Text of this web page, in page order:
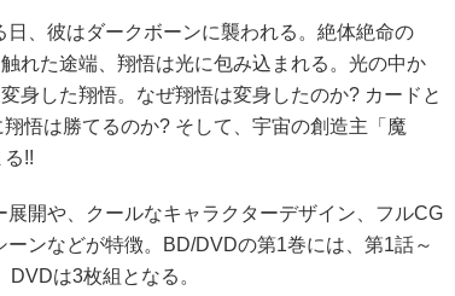
、彼はダークボーンに襲われる。絶体絶命の
れた途端、翔悟は光に包み込まれる。光の中か
身した翔悟。なぜ翔悟は変身したのか? カードと
悟は勝てるのか? そして、宇宙の創造主「魔
!!
開や、クールなキャラクターデザイン、フルCG
ンなどが特徴。BD/DVDの第1巻には、第1話～
は3枚組となる。